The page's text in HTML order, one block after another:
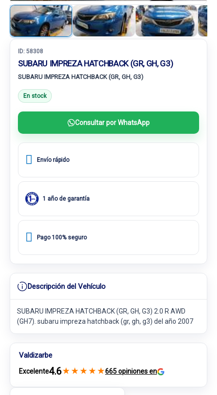
ID: 58308
SUBARU IMPREZA HATCHBACK (GR, GH, G3)
SUBARU IMPREZA HATCHBACK (GR, GH, G3)
En stock
Consultar por WhatsApp
Envío rápido
1 año de garantía
Pago 100% seguro
Descripción del Vehículo
SUBARU IMPREZA HATCHBACK (GR, GH, G3) 2.0 R AWD
(GH7). subaru impreza hatchback (gr, gh, g3) del año 2007
Valdizarbe
Excelente4.6★ ★ ★ ★ ★665 opiniones en